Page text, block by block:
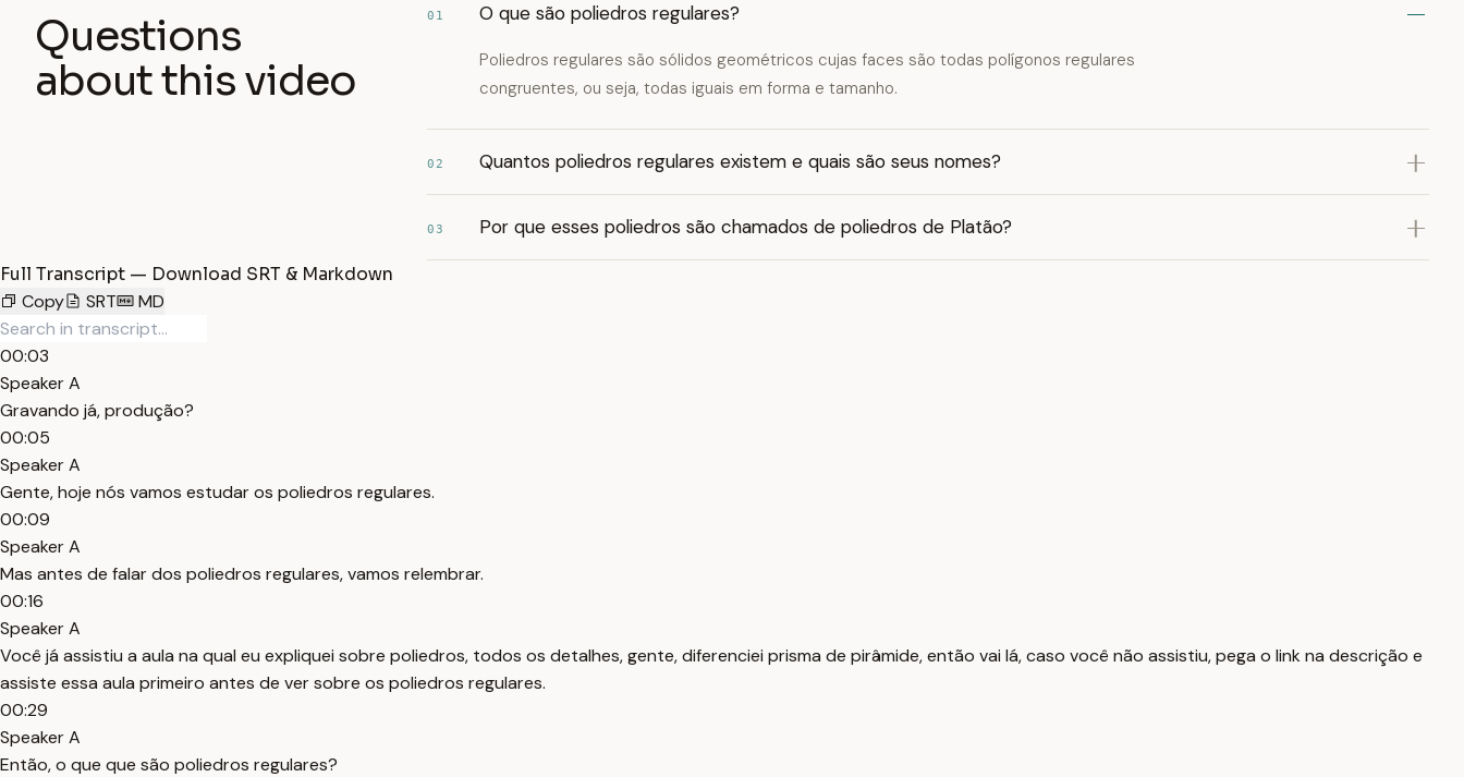
Questions
about this video
01 O que são poliedros regulares?
Poliedros regulares são sólidos geométricos cujas faces são todas polígonos regulares
congruentes, ou seja, todas iguais em forma e tamanho.
02 Quantos poliedros regulares existem e quais são seus nomes?
03 Por que esses poliedros são chamados de poliedros de Platão?
Full Transcript — Download SRT & Markdown
Copy
SRT MD
00:03
Speaker A
Gravando já, produção?
00:05
Speaker A
Gente, hoje nós vamos estudar os poliedros regulares.
00:09
Speaker A
Mas antes de falar dos poliedros regulares, vamos relembrar.
00:16
Speaker A
Você já assistiu a aula na qual eu expliquei sobre poliedros, todos os detalhes, gente, diferenciei prisma de pirâmide, então vai lá, caso você não assistiu, pega o link na descrição e
assiste essa aula primeiro antes de ver sobre os poliedros regulares.
00:29
Speaker A
Então, o que que são poliedros regulares?